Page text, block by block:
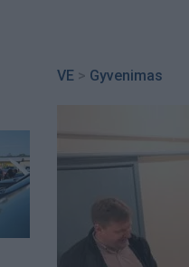
VE > Gyvenimas